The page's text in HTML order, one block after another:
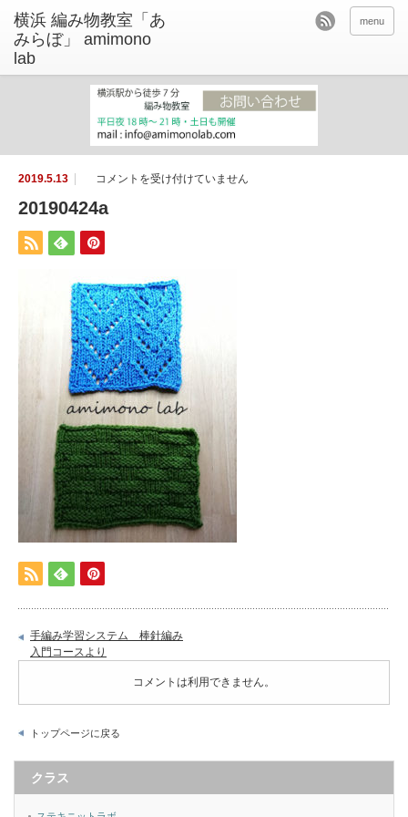
menu
2019.5.13
2
1
9
4
2
は
コメントを受け付けていません
20190424a
手編み学習システム 棒針編み
入門コースより
コメントは利用できません。
トップページに戻る
クラス